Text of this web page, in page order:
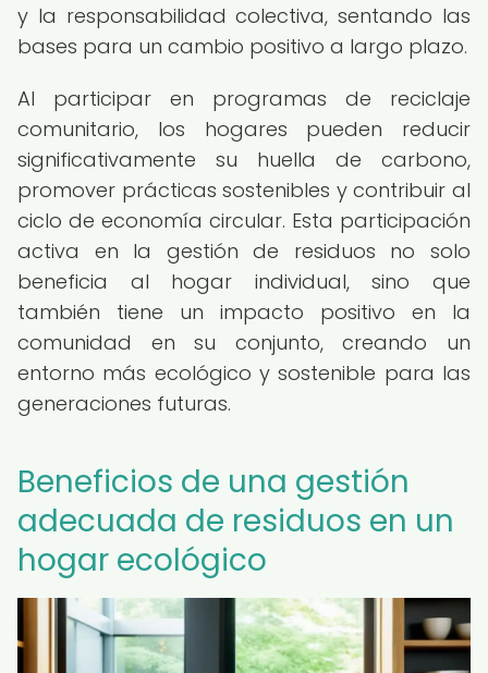
y la responsabilidad colectiva, sentando las
bases para un cambio positivo a largo plazo.
Al participar en programas de reciclaje
comunitario, los hogares pueden reducir
significativamente su huella de carbono,
promover prácticas sostenibles y contribuir al
ciclo de economía circular. Esta participación
activa en la gestión de residuos no solo
beneficia al hogar individual, sino que
también tiene un impacto positivo en la
comunidad en su conjunto, creando un
entorno más ecológico y sostenible para las
generaciones futuras.
Beneficios de una gestión
adecuada de residuos en un
hogar ecológico